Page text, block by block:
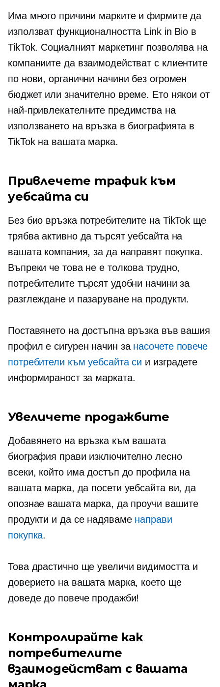
Има много причини марките и фирмите да
използват функционалността Link in Bio в
TikTok. Социалният маркетинг позволява на
компаниите да взаимодействат с клиентите
по нови, органични начини без огромен
бюджет или значително време. Ето някои от
най-привлекателните предимства на
използването на връзка в биографията в
TikTok на вашата марка.
Привлечете трафик към
уебсайта си
Без био връзка потребителите на TikTok ще
трябва активно да търсят уебсайта на
вашата компания, за да направят покупка.
Въпреки че това не е толкова трудно,
потребителите търсят удобни начини за
разглеждане и пазаруване на продукти.
Поставянето на достъпна връзка във вашия
профил е сигурен начин за насочете повече
потребители към уебсайта си и изградете
информираност за марката.
Увеличете продажбите
Добавянето на връзка към вашата
биография прави изключително лесно
всеки, който има достъп до профила на
вашата марка, да посети уебсайта ви, да
опознае вашата марка, да проучи вашите
продукти и да се надяваме направи
покупка.
Това драстично ще увеличи видимостта и
доверието на вашата марка, което ще
доведе до повече продажби!
Контролирайте как
потребителите
взаимодействат с вашата